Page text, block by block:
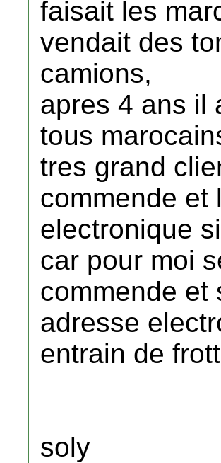
faisait les
vendait des
camions,
apres 4 ans il
tous
tres grand
commende et
electronique
car pour moi
commende et
adresse
entrain de
soly